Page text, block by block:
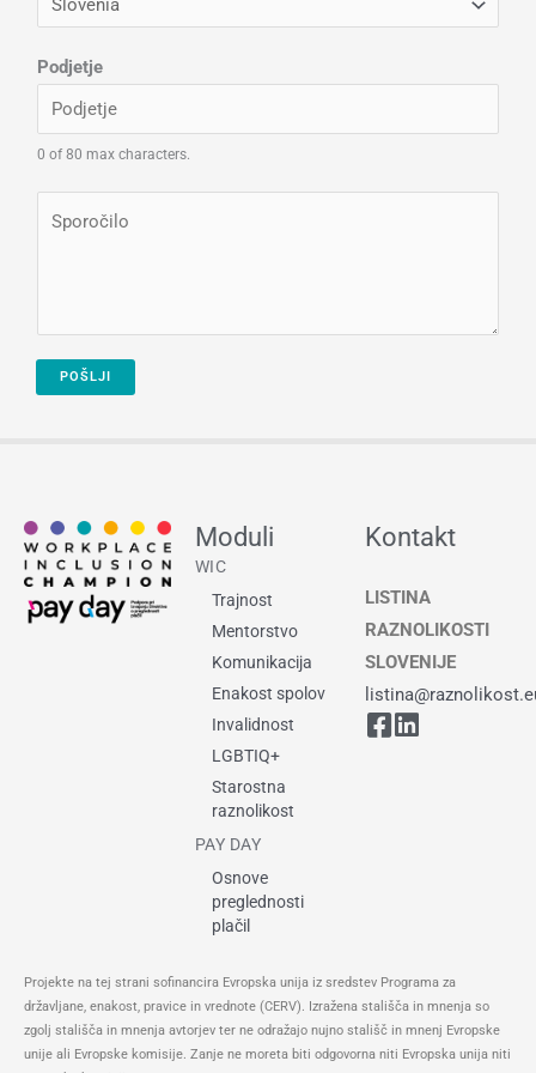
*
Podjetje
0 of 80 max characters.
o
č
i
POŠLJI
Moduli
WIC
Trajnost
Mentorstvo
Komunikacija
Enakost spolov
Invalidnost
LGBTIQ+
Starostna
raznolikost
PAY DAY
Osnove
preglednosti
plačil
Kontakt
LISTINA
RAZNOLIKOSTI
SLOVENIJE
Projekte na tej strani sofinancira Evropska unija iz sredstev Programa za
državljane, enakost, pravice in vrednote (CERV). Izražena stališča in mnenja so
zgolj stališča in mnenja avtorjev ter ne odražajo nujno stališč in mnenj Evropske
unije ali Evropske komisije. Zanje ne moreta biti odgovorna niti Evropska unija niti